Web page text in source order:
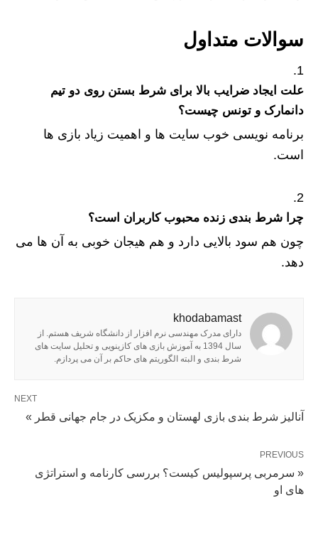
سوالات متداول
علت ایجاد ضرایب بالا برای شرط بستن روی دو تیم
دانمارک و تونس چیست؟
برنامه نویسی خوب سایت ها و اهمیت زیاد بازی ها
است.
چرا شرط بندی زنده محبوب کاربران است؟
چون هم سود بالایی دارد و هم هیجان خوبی به آن ها می
دهد.
khodabamast
دارای مدرک مهندسی نرم افزار از دانشگاه شریف هستم. از
سال 1394 به آموزش بازی های کازینویی و تحلیل سایت های
شرط بندی و البته الگوریتم های حاکم بر آن می پردازم.
NEXT
آنالیز شرط بندی بازی لهستان و مکزیک در جام جهانی قطر »
PREVIOUS
« سرمربی پرسپولیس کیست؟ بررسی کارنامه و استراتژی
های او